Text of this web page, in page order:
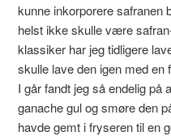
kunne inkorporere safranen
helst ikke skulle være
klassiker har jeg tidligere
skulle lave den igen med en
I går fandt jeg så endelig på
ganache gul og smøre den
havde gemt i fryseren til en